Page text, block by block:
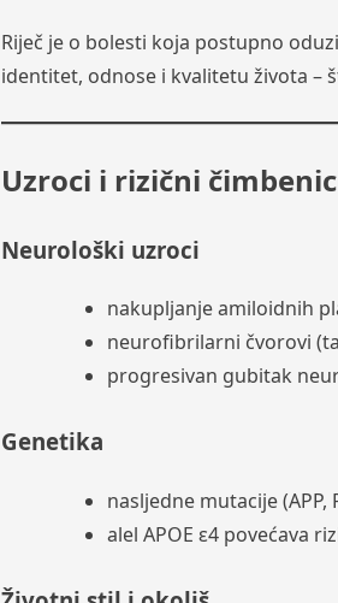
Riječ je o bolesti koja postupno
identitet, odnose i kvalitetu života –
Uzroci i rizični
Neurološki uzroci
nakupljanje amiloidnih
neurofibrilarni čvorovi
progresivan gubitak
Genetika
nasljedne mutacije (APP,
alel APOE ε4 povećava